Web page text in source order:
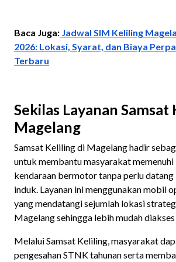
Baca Juga: Jadwal SIM Keliling
2026: Lokasi, Syarat, dan Biaya
Terbaru
Sekilas Layanan Samsat
Magelang
Samsat Keliling di Magelang hadir
untuk membantu masyarakat
kendaraan bermotor tanpa perlu
induk. Layanan ini menggunakan mobil
yang mendatangi sejumlah lokasi
Magelang sehingga lebih mudah diakses
Melalui Samsat Keliling, masyarakat
pengesahan STNK tahunan serta